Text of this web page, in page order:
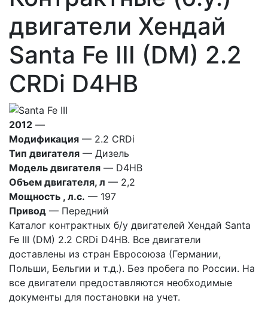
двигатели Хендай
Santa Fe III (DM) 2.2
CRDi D4HB
2012 —
Модификация — 2.2 CRDi
Тип двигателя — Дизель
Модель двигателя — D4HB
Объем двигателя, л — 2,2
Мощность , л.с. — 197
Привод — Передний
Каталог контрактных б/у двигателей Хендай Santa
Fe III (DM) 2.2 CRDi D4HB. Все двигатели
доставлены из стран Евросоюза (Германии,
Польши, Бельгии и т.д.). Без пробега по России. На
все двигатели предоставляются необходимые
документы для постановки на учет.